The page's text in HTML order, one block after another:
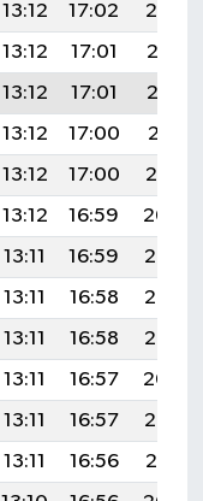
13:12 17:02
20:14
13:12 17:01
20:13
13:12 17:01
20:12
13:12 17:00
20:11
13:12 17:00
20:10
13:12 16:59
20:09
13:11 16:59
20:07
13:11 16:58
20:06
13:11 16:58
20:05
13:11 16:57
20:04
13:11 16:57
20:02
13:11 16:56
20:01